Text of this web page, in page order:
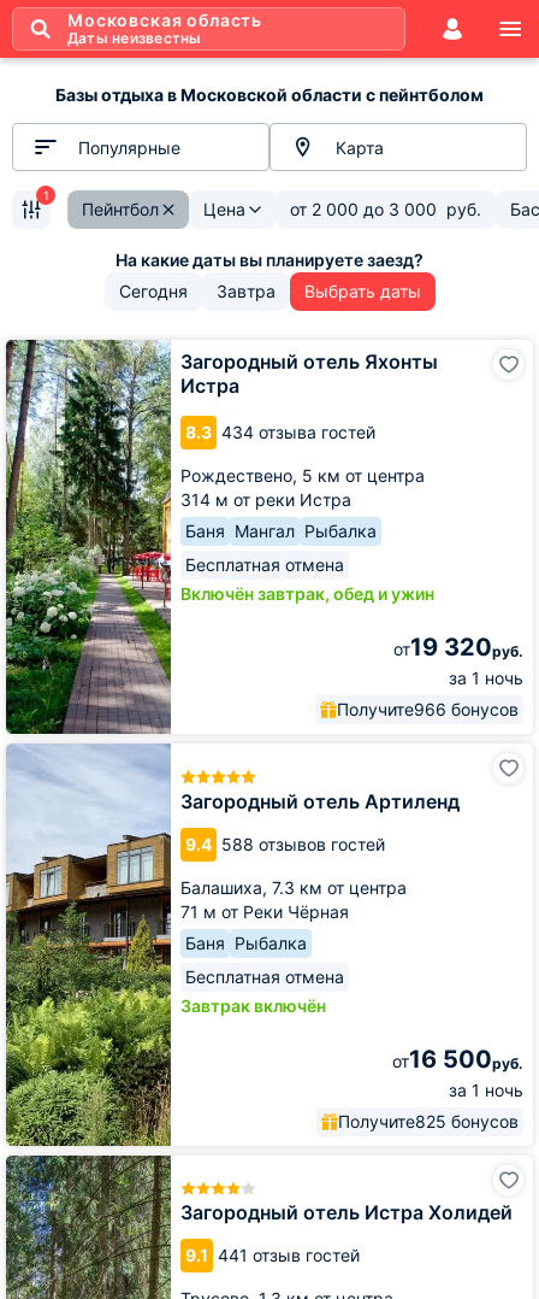
Московская область
Даты неизвестны
Базы отдыха в Московской области с пейнтболом
Популярные Карта
Пейнтбол Цена от 2 000 до 3 000 руб.
1
Сегодня Завтра Выбрать даты
Загородный отель Яхонты
Истра
8.3 434 отзыва гостей
Рождествено, 5 км от центра
314 м от реки Истра
Баня Мангал Рыбалка
Бесплатная отмена
Включён завтрак, обед и ужин
от19 320руб.
за 1 ночь
Получите966 бонусов
Загородный
отель
Яхонты
Истра
Загородный отель Артиленд
9.4 588 отзывов гостей
Балашиха, 7.3 км от центра
71 м от Реки Чёрная
Баня Рыбалка
Бесплатная отмена
Завтрак включён
от16 500руб.
за 1 ночь
Получите825 бонусов
Загородный
отель
Загородный отель Истра Холидей
9.1 441 отзыв гостей
Загородный
отель
Истра
Холидей